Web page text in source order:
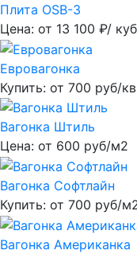
Плита OSB-3
Цена: от 13 100 ₽/ куб
Евровагонка
Купить: от 700 руб/кв
Вагонка Штиль
Цена: от 600 руб/м2
Вагонка Софтлайн
Купить: от 700 руб/
Вагонка Американка